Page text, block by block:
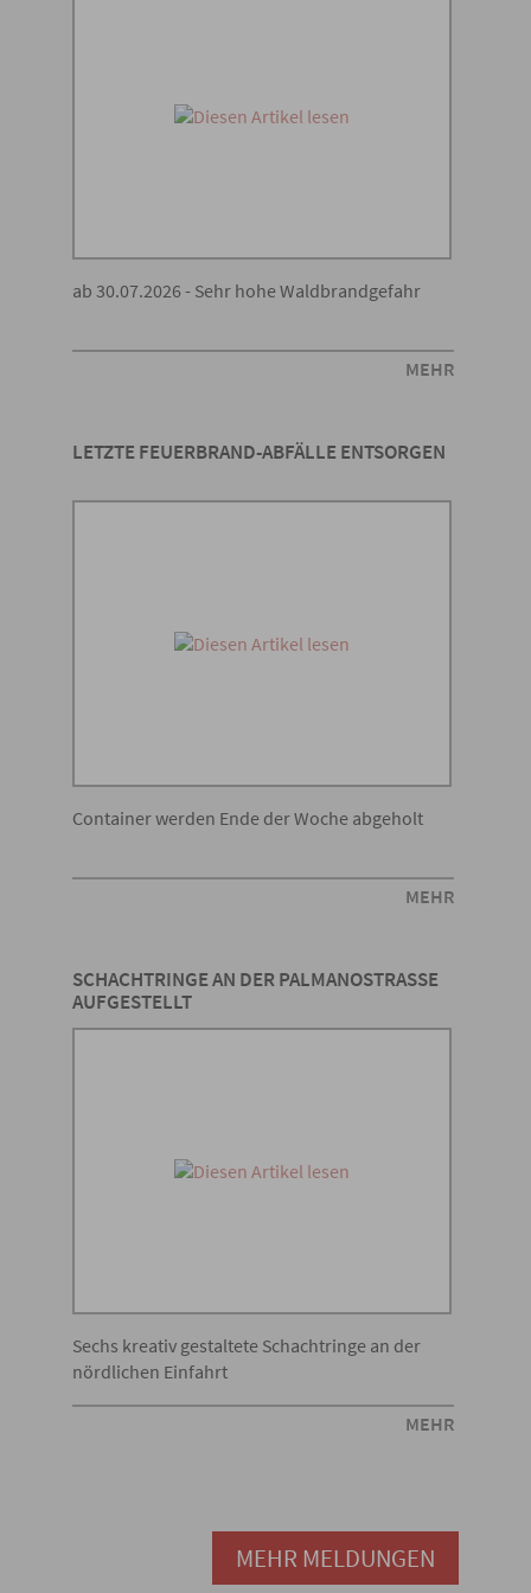
ab 30.07.2026 - Sehr hohe Waldbrandgefahr
MEHR
LETZTE FEUERBRAND-ABFÄLLE ENTSORGEN
Container werden Ende der Woche abgeholt
MEHR
SCHACHTRINGE AN DER PALMANOSTRASSE A
UFGESTELLT
Sechs kreativ gestaltete Schachtringe an der
nördlichen Einfahrt
MEHR
MEHR MELDUNGEN